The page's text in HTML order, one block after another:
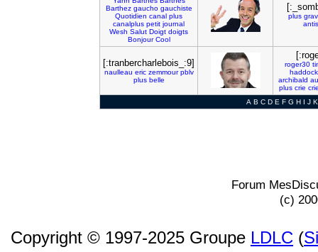
Barthez gaucho gauchiste
Quotidien canal plus
canalplus petit journal
Wesh Salut Doigt doigts
Bonjour Cool
plus
[:tranbercharlebois_:9]
naulleau eric zemmour pblv
plus belle
roger30
haddock
archibald
plus crie
A B C D E F G H I J K
Forum
(c)
Copyright © 1997-2025 Groupe LDLC (